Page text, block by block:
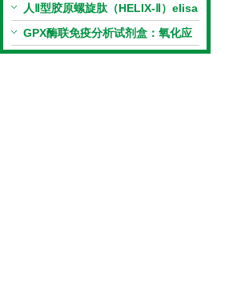
（恒温荧光法）新品上市优惠活动
人Ⅱ型胶原螺旋肽（HELIX-Ⅱ）elisa
试剂盒科研优惠活动开启
GPX酶联免疫分析试剂盒：氧化应
激研究精准检测工具